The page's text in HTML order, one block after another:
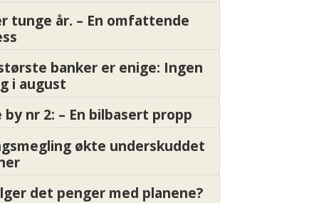
tunge år. – En omfattende
banker er enige: Ingen
i august
nr 2: – En bilbasert propp
økte underskuddet
det penger med planene?